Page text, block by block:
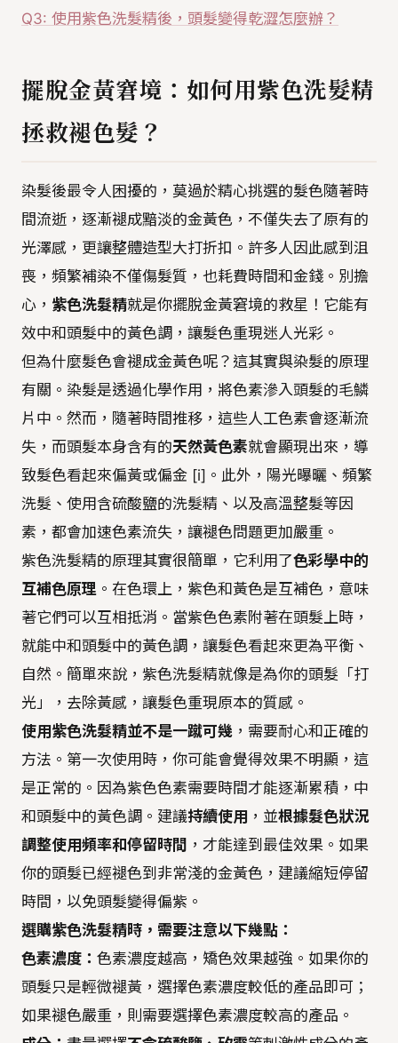
Q3: 使用紫色洗髮精後，頭髮變得乾澀怎麼辦？
擺脫金黃窘境：如何用紫色洗髮精
拯救褪色髮？
染髮後最令人困擾的，莫過於精心挑選的髮色隨著時
間流逝，逐漸褪成黯淡的金黃色，不僅失去了原有的
光澤感，更讓整體造型大打折扣。許多人因此感到沮
喪，頻繁補染不僅傷髮質，也耗費時間和金錢。別擔
心， 紫色洗髮精就是你擺脫金黃窘境的救星！它能有
效中和頭髮中的黃色調，讓髮色重現迷人光彩。
但為什麼髮色會褪成金黃色呢？這其實與染髮的原理
有關。染髮是透過化學作用，將色素滲入頭髮的毛鱗
片中。然而，隨著時間推移，這些人工色素會逐漸流
失，而頭髮本身含有的天然黃色素就會顯現出來，導
致髮色看起來偏黃或偏金 [i]。此外，陽光曝曬、頻繁
洗髮、使用含硫酸鹽的洗髮精、以及高溫整髮等因
素，都會加速色素流失，讓褪色問題更加嚴重。
紫色洗髮精的原理其實很簡單，它利用了色彩學中的
互補色原理 。在色環上，紫色和黃色是互補色，意味
著它們可以互相抵消。當紫色色素附著在頭髮上時，
就能中和頭髮中的黃色調，讓髮色看起來更為平衡、
自然。簡單來說，紫色洗髮精就像是為你的頭髮「打
光」，去除黃感，讓髮色重現原本的質感。
使用紫色洗髮精並不是一蹴可幾 ，需要耐心和正確的
方法。第一次使用時，你可能會覺得效果不明顯，這
是正常的。因為紫色色素需要時間才能逐漸累積，中
和頭髮中的黃色調。建議持續使用 ，並根據髮色狀況
調整使用頻率和停留時間 ，才能達到最佳效果。如果
你的頭髮已經褪色到非常淺的金黃色，建議縮短停留
時間，以免頭髮變得偏紫。
選購紫色洗髮精時，需要注意以下幾點：
色素濃度： 色素濃度越高，矯色效果越強。如果你的
頭髮只是輕微褪黃，選擇色素濃度較低的產品即可；
如果褪色嚴重，則需要選擇色素濃度較高的產品。